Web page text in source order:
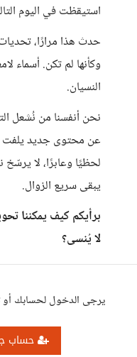
استيقظت في اليوم
حدث هذا مرارًا،
وكأنها لم تكن. أسماء
النسيان.
نحن أنفسنا من نُشعل
عن محتوى جديد يلفت
لحظيًا وعابرًا، لا يرسّخ
يبقى سريع الزوال.
برأيكم كيف يمكننا
لا يُنسى؟
يرجى الدخول لحسابك
حساب